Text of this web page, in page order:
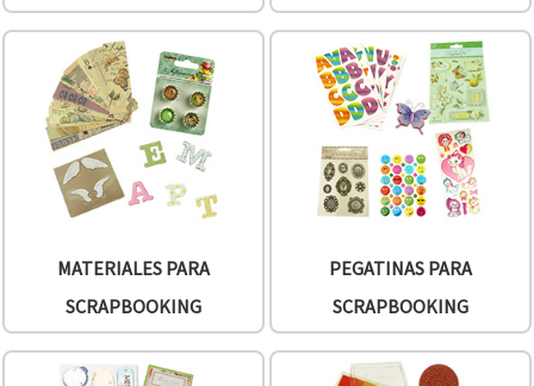
MATERIALES PARA
SCRAPBOOKING
PEGATINAS PARA
SCRAPBOOKING